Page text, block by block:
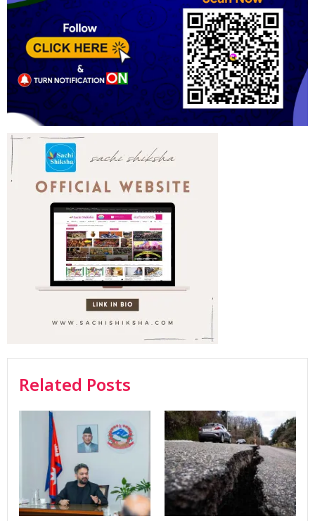
Related Posts